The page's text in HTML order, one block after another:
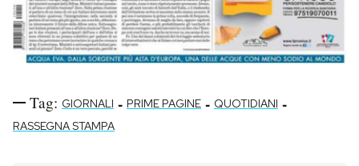
Tag: GIORNALI - PRIME PAGINE - QUOTIDIANI -
RASSEGNA STAMPA